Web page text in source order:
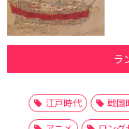
ラ
江戸時代 戦国